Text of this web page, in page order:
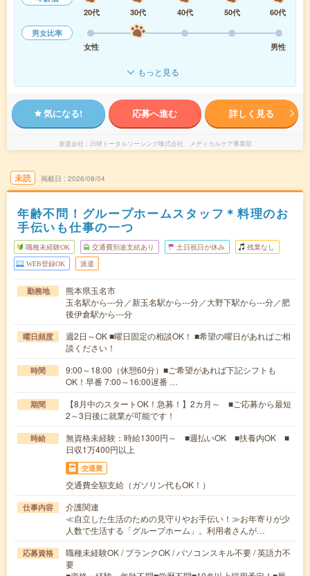
20代
30代 40代 50代
60代
男女比率
女性
男性
もっと見る
気になる! 応募へ進む 詳しく見る
派遣会社 日研トータルソーシング株式会社 メディカルケア事業部
未読 掲載日 2026/08/04
年齢不問！グループホームスタッフ＊料理のお
手伝いも仕事の一つ
職種未経験OK 交通費別途支給あり 土日祝日が休み 残業なし
WEB登録OK 派遣
勤務地
熊本県玉名市
玉名駅から---分／新玉名駅から---分／大野下駅から---分／肥
後伊倉駅から---分
曜日頻度
週2日～OK ■曜日固定の相談OK！ ■希望の曜日があればご相
談ください！
時間
9:00～18:00（休憩60分）■ご希望があれば下記シフトも
OK！早番 7:00～16:00遅番 …
期間
【8月中のスタートOK！急募！】2カ月～ ■ご応募から最短
2～3日後に就業が可能です！
時給
無資格未経験：時給1300円～ ■週払いOK ■扶養内OK ■
日収1万400円以上
交通費
交通費全額支給（ガソリン代もOK！）
仕事内容
介護関連
≪自立した生活のための見守りやお手伝い！≫お年寄りが少
人数で生活する「グループホーム」。利用者さんが…
応募資格
職種未経験OK / ブランクOK / パソコンスキル不要 / 英語力不
要